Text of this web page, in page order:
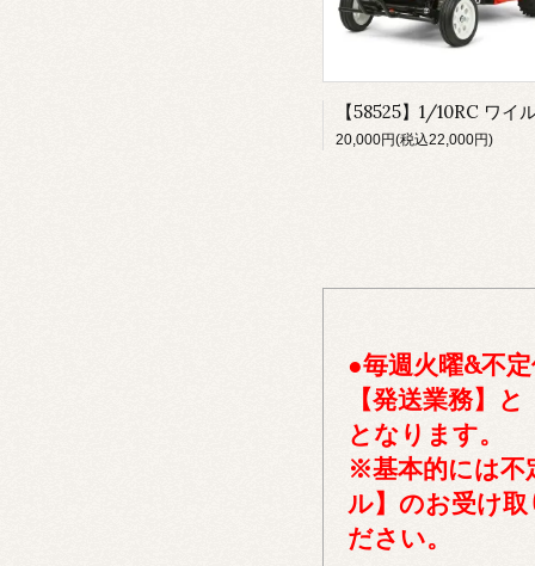
20,000円(税込22,000円)
●毎週火曜&不
【発送業務】
となります。
※基本的には不
ル】のお受け
ださい。